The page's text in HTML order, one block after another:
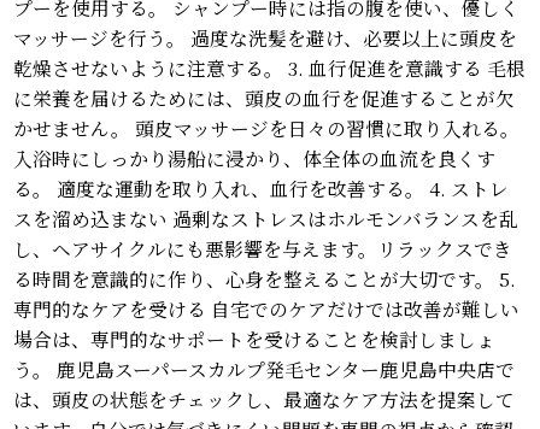
プーを使用する。 シャンプー時には指の腹を使い、優しく
マッサージを行う。 過度な洗髪を避け、必要以上に頭皮を
乾燥させないように注意する。 3. 血行促進を意識する 毛根
に栄養を届けるためには、頭皮の血行を促進することが欠
かせません。 頭皮マッサージを日々の習慣に取り入れる。
入浴時にしっかり湯船に浸かり、体全体の血流を良くす
る。 適度な運動を取り入れ、血行を改善する。 4. ストレ
スを溜め込まない 過剰なストレスはホルモンバランスを乱
し、ヘアサイクルにも悪影響を与えます。リラックスでき
る時間を意識的に作り、心身を整えることが大切です。 5.
専門的なケアを受ける 自宅でのケアだけでは改善が難しい
場合は、専門的なサポートを受けることを検討しましょ
う。 鹿児島スーパースカルプ発毛センター鹿児島中央店で
は、頭皮の状態をチェックし、最適なケア方法を提案して